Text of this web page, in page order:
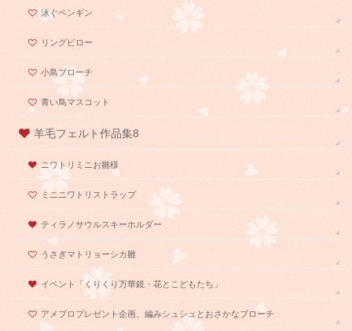
泳ぐペンギン
リングピロー
小鳥ブローチ
青い鳥マスコット
羊毛フェルト作品集8
ニワトリミニお雛様
ミニニワトリストラップ
ティラノサウルスキーホルダー
うさぎマトリョーシカ雛
イベント「くりくり万華鏡・花とこどもたち」
アメブロプレゼント企画、編みシュシュとおさかなブローチ